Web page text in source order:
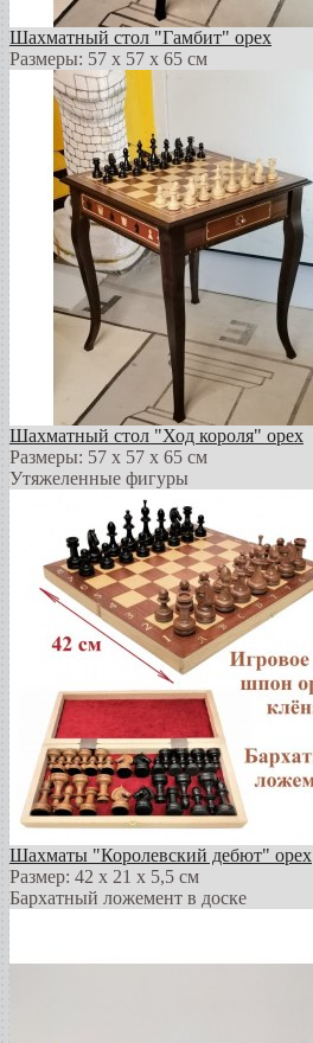
Шахматный стол "Гамбит" орех
Размеры: 57 х 57 х 65 см
Шахматный стол "Ход короля" орех
Размеры: 57 х 57 х 65 см
Утяжеленные фигуры
Шахматы "Королевский дебют" орех
Размер: 42 х 21 х 5,5 см
Бархатный ложемент в доске